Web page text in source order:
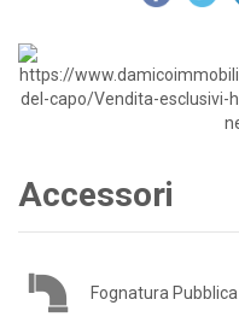
Accessori
Fognatura Pubblica